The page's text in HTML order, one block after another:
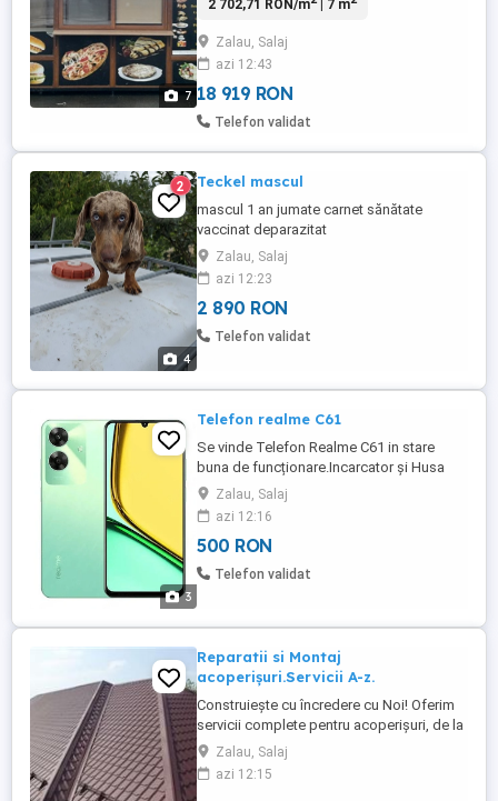
7
2 702,71 RON/m | 7 m
Zalau, Salaj
azi 12:43
18 919 RON
Telefon validat
4
2 Teckel mascul
mascul 1 an jumate carnet sănătate
vaccinat deparazitat
Zalau, Salaj
azi 12:23
2 890 RON
Telefon validat
3
Telefon realme C61
Se vinde Telefon Realme C61 in stare
buna de funcționare.Incarcator și Husa
originale. Pt detali la Telefon: .
Zalau, Salaj
azi 12:16
500 RON
Telefon validat
Reparatii si Montaj
acoperișuri.Servicii A-z.
Construiește cu încredere cu Noi! Oferim
servicii complete pentru acoperișuri, de la
proiectare și consultanță până la execuție
și întreținere. Cu o vastă experiență în
domeniu și o echipă de profesioniști
Zalau, Salaj
azi 12:15